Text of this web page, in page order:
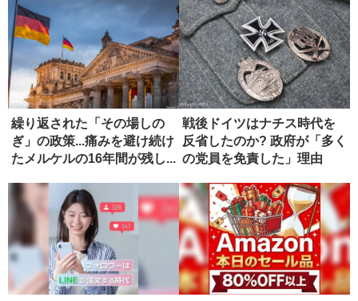
繰り返された「その場しの
ぎ」の政策...痛みを避け続け
たメルケルの16年間が残し...
戦後ドイツはナチス時代を
反省したのか? 政府が「多く
の党員を免責した」理由